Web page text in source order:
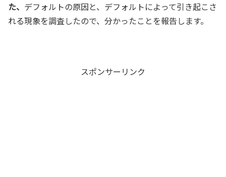
た、 デフォルトの原因と、デフォルトによって引き起こさ
れる現象を調査したので、分かったことを報告します。
スポンサーリンク